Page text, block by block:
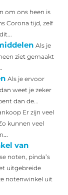
om ons heen is
Corona tijd, zelf
Als je
ziet gemaakt
Als je ervoor
weet je zeker
dan de...
Er zijn veel
kunnen veel
van
noten, pinda’s
uitgebreide
notenwinkel uit